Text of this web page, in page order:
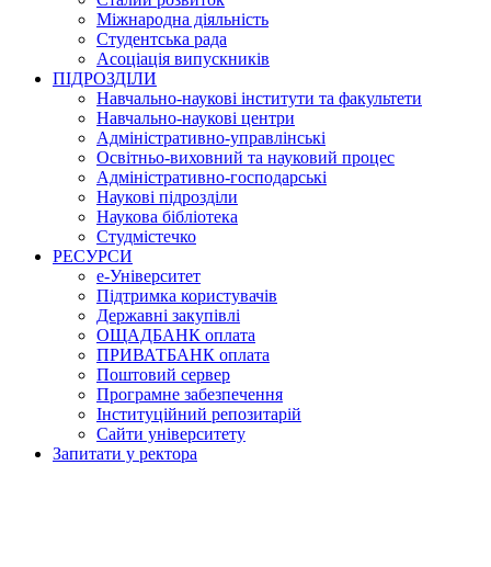
Міжнародна діяльність
Студентська рада
Асоціація випускників
ПІДРОЗДІЛИ
Навчально-наукові інститути та факультети
Навчально-наукові центри
Адміністративно-управлінські
Освітньо-виховний та науковий процес
Адміністративно-господарські
Наукові підрозділи
Наукова бібліотека
Студмістечко
РЕСУРСИ
е-Університет
Підтримка користувачів
Державні закупівлі
ОЩАДБАНК оплата
ПРИВАТБАНК оплата
Поштовий сервер
Програмне забезпечення
Інституційний репозитарій
Сайти університету
Запитати у ректора